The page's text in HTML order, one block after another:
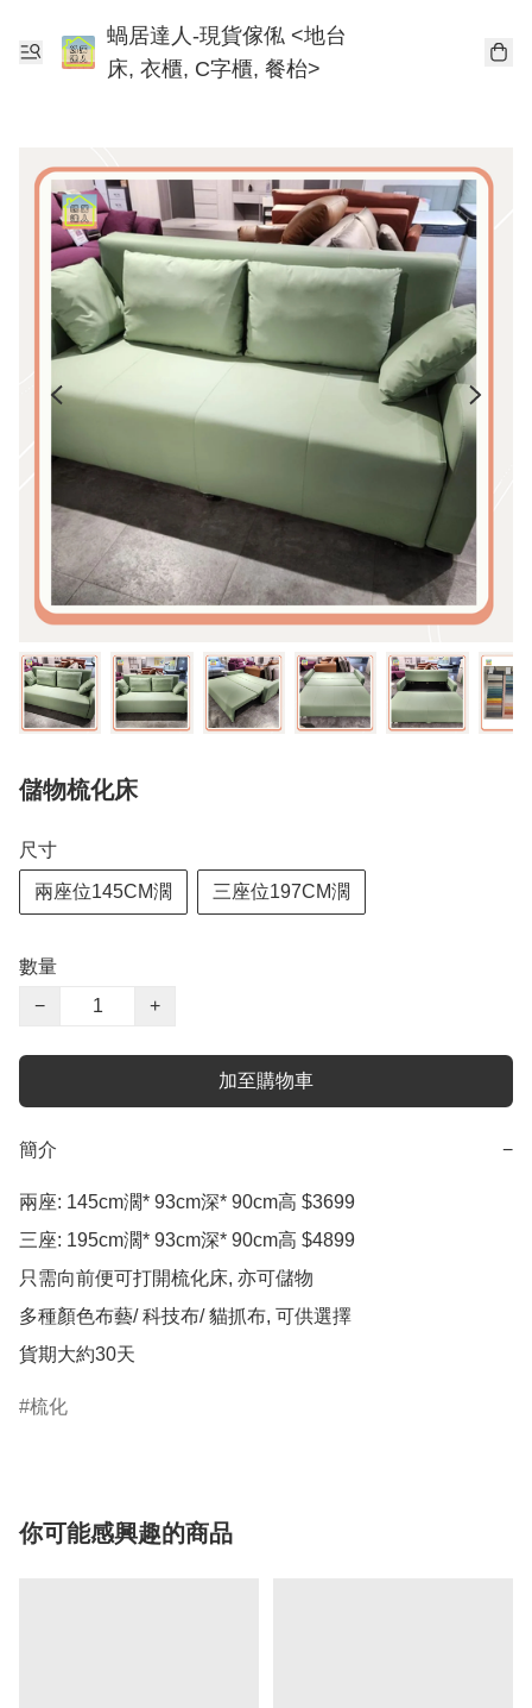
蝸居達人-現貨傢俬 <地台
床, 衣櫃, C字櫃, 餐枱>
儲物梳化床
尺寸
兩座位145CM濶 三座位197CM濶
數量
−
+
加至購物車
簡介 −
兩座: 145cm濶* 93cm深* 90cm高 $3699
三座: 195cm濶* 93cm深* 90cm高 $4899
只需向前便可打開梳化床, 亦可儲物
多種顏色布藝/ 科技布/ 貓抓布, 可供選擇
貨期大約30天
梳化
你可能感興趣的商品